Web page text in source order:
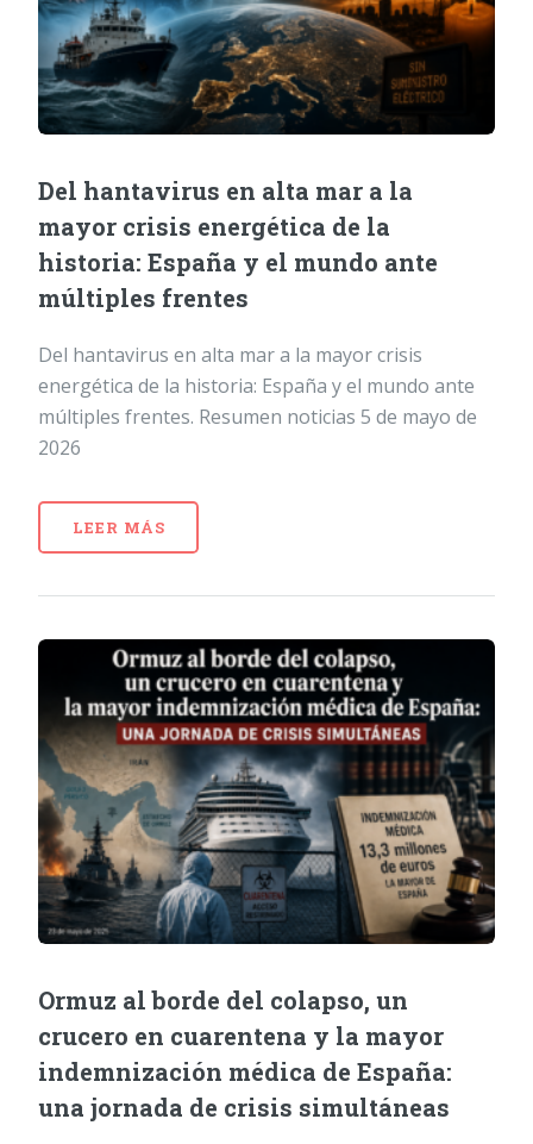
Del hantavirus en alta mar a la
mayor crisis energética de la
historia: España y el mundo ante
múltiples frentes
Del hantavirus en alta mar a la mayor crisis
energética de la historia: España y el mundo ante
múltiples frentes. Resumen noticias 5 de mayo de
2026
LEER MÁS
Ormuz al borde del colapso, un
crucero en cuarentena y la mayor
indemnización médica de España:
una jornada de crisis simultáneas